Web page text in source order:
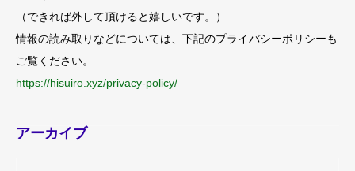
（できれば外して頂けると嬉しいです。）
情報の読み取りなどについては、下記のプライバシーポリシーも
ご覧ください。
https://hisuiro.xyz/privacy-policy/
アーカイブ